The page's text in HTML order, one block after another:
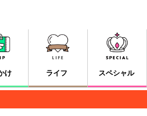
け ライフ スペシャル